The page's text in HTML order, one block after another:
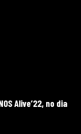
Alive’22, no dia